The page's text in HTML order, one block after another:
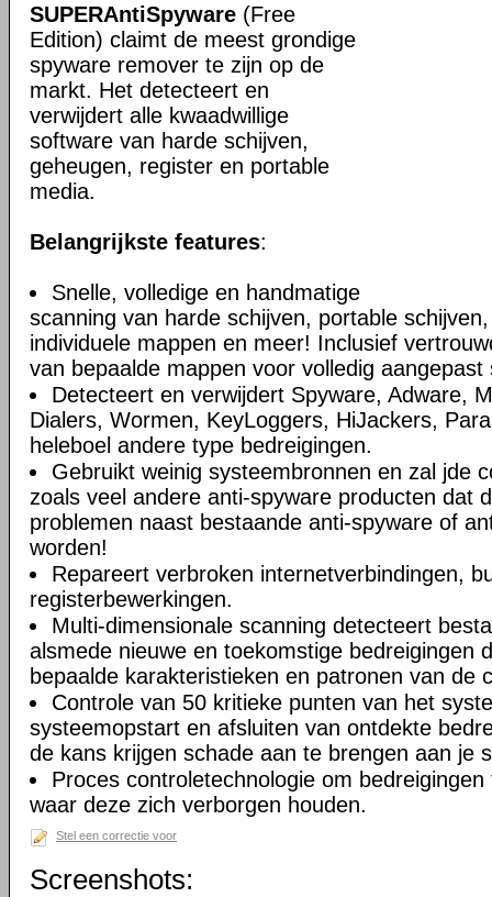
SUPERAntiSpyware (Free
Edition) claimt de meest grondige
spyware remover te zijn op de
markt. Het detecteert en
verwijdert alle kwaadwillige
software van harde schijven,
geheugen, register en portable
media.
Belangrijkste features:
Snelle, volledige en handmatige
scanning van harde schijven, portable
individuele mappen en meer! Inclusief
van bepaalde mappen voor volledig aangepast
Detecteert en verwijdert Spyware, Adware,
Dialers, Wormen, KeyLoggers, HiJackers,
heleboel andere type bedreigingen.
Gebruikt weinig systeembronnen en zal jde
zoals veel andere anti-spyware producten dat
problemen naast bestaande anti-spyware of
worden!
Repareert verbroken internetverbindingen,
registerbewerkingen.
Multi-dimensionale scanning detecteert
alsmede nieuwe en toekomstige bedreigingen
bepaalde karakteristieken en patronen van de
Controle van 50 kritieke punten van het
systeemopstart en afsluiten van ontdekte
de kans krijgen schade aan te brengen aan je
Proces controletechnologie om
waar deze zich verborgen houden.
Stel een correctie voor
Screenshots: